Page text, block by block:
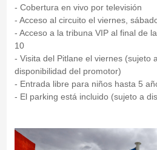
- Cobertura en vivo por televisión
- Acceso al circuito el viernes,
- Acceso a la tribuna VIP al final de
10
- Visita del Pitlane el viernes (sujeto
disponibilidad del promotor)
- Entrada libre para niños hasta 5
- El parking está incluido (sujeto a